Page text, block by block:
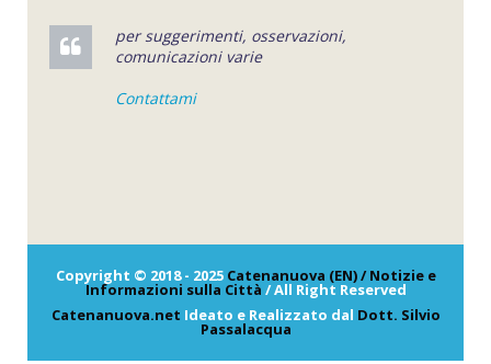
per suggerimenti, osservazioni,
comunicazioni varie
Contattami
Copyright © 2018 - 2025 Catenanuova (EN) / Notizie e
Informazioni sulla Città / All Right Reserved
Catenanuova.net Ideato e Realizzato dal Dott. Silvio
Passalacqua